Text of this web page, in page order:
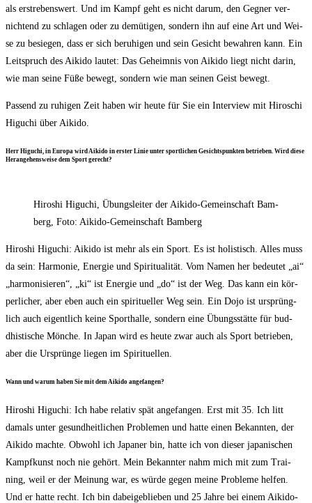
als erstre­bens­wert. Und im Kampf geht es nicht dar­um, den Geg­ner ver­
nich­tend zu schla­gen oder zu demü­ti­gen, son­dern ihn auf eine Art und Wei­
se zu besie­gen, dass er sich beru­hi­gen und sein Gesicht bewah­ren kann. Ein
Leit­spruch des Aiki­do lau­tet: Das Geheim­nis von Aiki­do liegt nicht dar­in,
wie man sei­ne Füße bewegt, son­dern wie man sei­nen Geist bewegt.
Pas­send zu ruhi­gen Zeit haben wir heu­te für Sie ein Inter­view mit Hiro­schi
Higuchi über Aikido.
Herr Higuchi, in Euro­pa wird Aiki­do in ers­ter Linie unter sport­li­chen Gesichts­punk­ten betrie­ben. Wird die­se
Her­an­ge­hens­wei­se dem Sport gerecht?
Hiro­shi Higuchi, Übungs­lei­ter der Aiki­do-Gemein­schaft Bam­
berg, Foto: Aiki­do-Gemein­schaft Bamberg
Hiro­shi Higuchi: Aiki­do ist mehr als ein Sport. Es ist holis­tisch. Alles muss
da sein: Har­mo­nie, Ener­gie und Spi­ri­tua­li­tät. Vom Namen her bedeu­tet „ai“
„har­mo­ni­sie­ren“, „ki“ ist Ener­gie und „do“ ist der Weg. Das kann ein kör­
per­li­cher, aber eben auch ein spi­ri­tu­el­ler Weg sein. Ein Dojo ist ursprüng­
lich auch eigent­lich kei­ne Sport­hal­le, son­dern eine Übungs­stät­te für bud­
dhis­ti­sche Mön­che. In Japan wird es heu­te zwar auch als Sport betrie­ben,
aber die Ursprün­ge lie­gen im Spirituellen.
Wann und war­um haben Sie mit dem Aiki­do angefangen?
Hiro­shi Higuchi: Ich habe rela­tiv spät ange­fan­gen. Erst mit 35. Ich litt
damals unter gesund­heit­li­chen Pro­ble­men und hat­te einen Bekann­ten, der
Aiki­do mach­te. Obwohl ich Japa­ner bin, hat­te ich von die­ser japa­ni­schen
Kampf­kunst noch nie gehört. Mein Bekann­ter nahm mich mit zum Trai­
ning, weil er der Mei­nung war, es wür­de gegen mei­ne Pro­ble­me hel­fen.
Und er hat­te recht. Ich bin dabei­ge­blie­ben und 25 Jah­re bei einem Aiki­do­